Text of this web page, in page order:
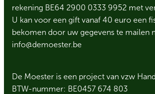
rekening BE64 2900 0333 9952 met
U kan voor een gift vanaf 40 euro een
bekomen door uw gegevens te mailen
info@demoester.be
De Moester is een project van vzw
BTW-nummer: BE0457 674 803